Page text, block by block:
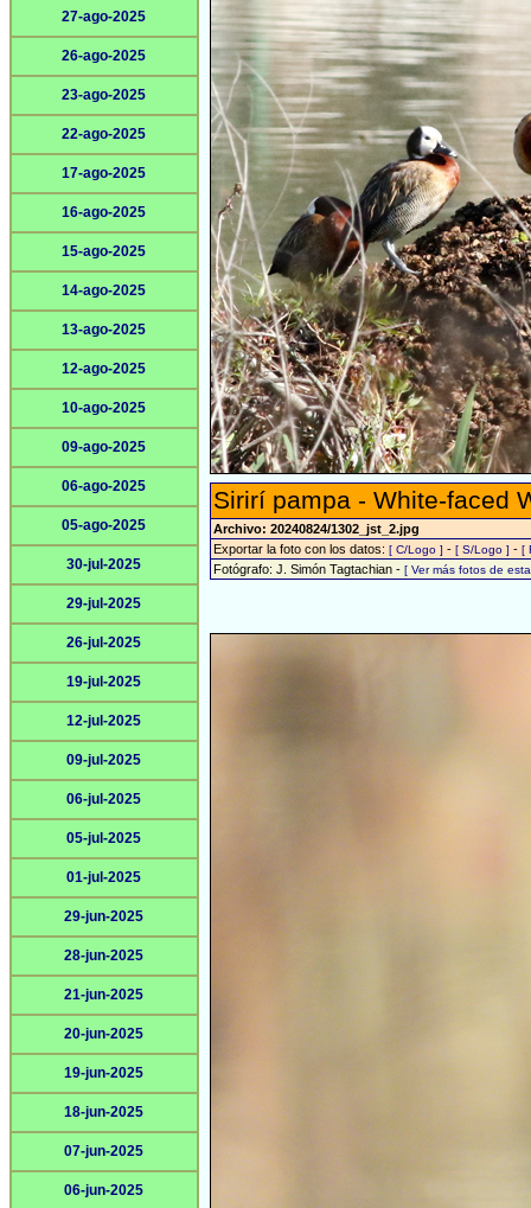
27-ago-2025
26-ago-2025
23-ago-2025
22-ago-2025
17-ago-2025
16-ago-2025
15-ago-2025
14-ago-2025
13-ago-2025
12-ago-2025
10-ago-2025
09-ago-2025
06-ago-2025
05-ago-2025
30-jul-2025
29-jul-2025
26-jul-2025
19-jul-2025
12-jul-2025
09-jul-2025
06-jul-2025
05-jul-2025
01-jul-2025
29-jun-2025
28-jun-2025
21-jun-2025
20-jun-2025
19-jun-2025
18-jun-2025
07-jun-2025
06-jun-2025
Sirirí pampa - White-faced
Archivo: 20240824/1302_jst_2.jpg
Exportar la foto con los datos: [ C/Logo ] - [ S/Logo ] - [
Fotógrafo: J. Simón Tagtachian - [ Ver más fotos de